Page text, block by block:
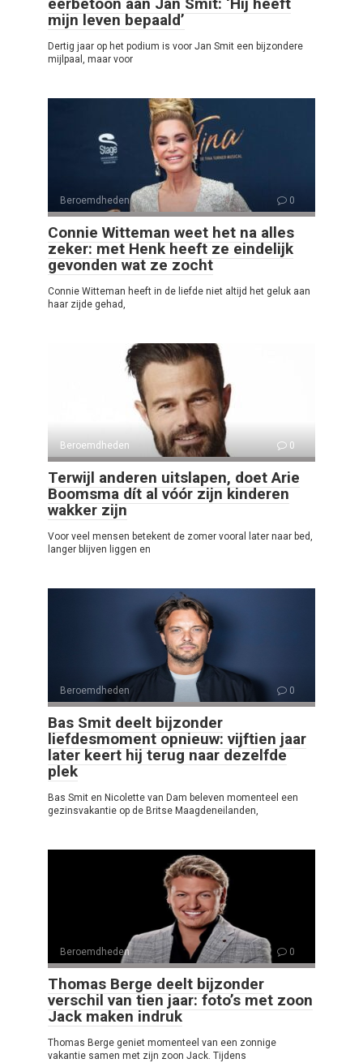
eerbetoon aan Jan Smit: ‘Hij heeft
mijn leven bepaald’
Dertig jaar op het podium is voor Jan Smit een bijzondere
mijlpaal, maar voor
Beroemdheden 0
Connie Witteman weet het na alles
zeker: met Henk heeft ze eindelijk
gevonden wat ze zocht
Connie Witteman heeft in de liefde niet altijd het geluk aan
haar zijde gehad,
Beroemdheden 0
Terwijl anderen uitslapen, doet Arie
Boomsma dít al vóór zijn kinderen
wakker zijn
Voor veel mensen betekent de zomer vooral later naar bed,
langer blijven liggen en
Beroemdheden 0
Bas Smit deelt bijzonder
liefdesmoment opnieuw: vijftien jaar
later keert hij terug naar dezelfde
plek
Bas Smit en Nicolette van Dam beleven momenteel een
gezinsvakantie op de Britse Maagdeneilanden,
Beroemdheden 0
Thomas Berge deelt bijzonder
verschil van tien jaar: foto’s met zoon
Jack maken indruk
Thomas Berge geniet momenteel van een zonnige
vakantie samen met zijn zoon Jack. Tijdens